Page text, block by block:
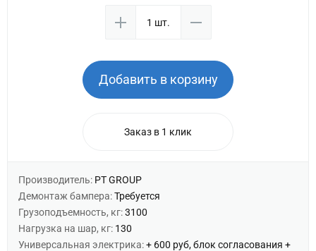
Добавить в корзину
Заказ в 1 клик
Производитель: PT GROUP
Демонтаж бампера:Требуется
Грузоподъемность, кг:3100
Нагрузка на шар, кг: 130
Универсальная электрика:+ 600 руб, блок согласования +